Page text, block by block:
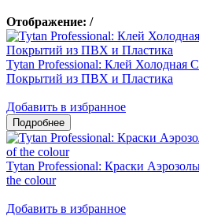
Отображение: /
Tytan Professional: Клей Холодная
Покрытий из ПВХ и Пластика
Добавить в избранное
Tytan Professional: Краски
the colour
Добавить в избранное